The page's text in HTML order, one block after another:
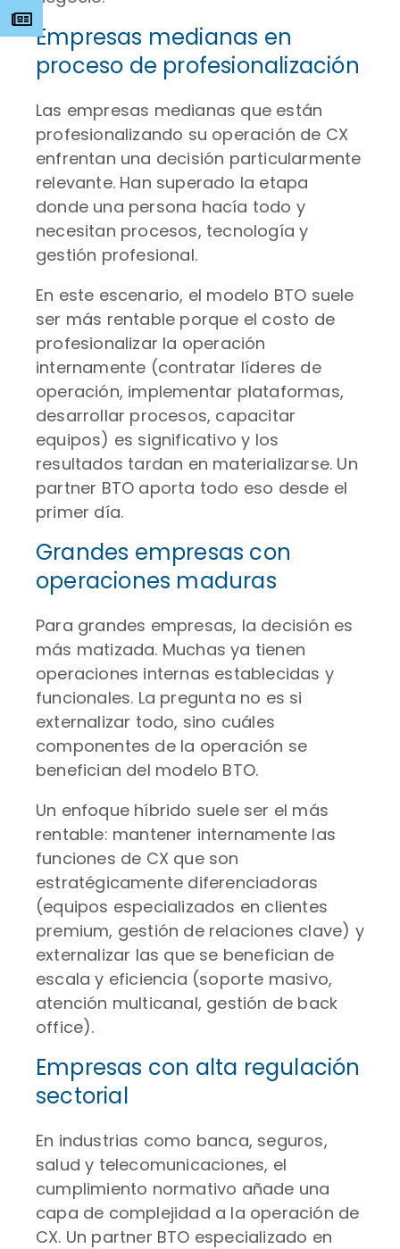
Empresas medianas en
proceso de profesionalización
Las empresas medianas que están
profesionalizando su operación de CX
enfrentan una decisión particularmente
relevante. Han superado la etapa
donde una persona hacía todo y
necesitan procesos, tecnología y
gestión profesional.
En este escenario, el modelo BTO suele
ser más rentable porque el costo de
profesionalizar la operación
internamente (contratar líderes de
operación, implementar plataformas,
desarrollar procesos, capacitar
equipos) es significativo y los
resultados tardan en materializarse. Un
partner BTO aporta todo eso desde el
primer día.
Grandes empresas con
operaciones maduras
Para grandes empresas, la decisión es
más matizada. Muchas ya tienen
operaciones internas establecidas y
funcionales. La pregunta no es si
externalizar todo, sino cuáles
componentes de la operación se
benefician del modelo BTO.
Un enfoque híbrido suele ser el más
rentable: mantener internamente las
funciones de CX que son
estratégicamente diferenciadoras
(equipos especializados en clientes
premium, gestión de relaciones clave) y
externalizar las que se benefician de
escala y eficiencia (soporte masivo,
atención multicanal, gestión de back
office).
Empresas con alta regulación
sectorial
En industrias como banca, seguros,
salud y telecomunicaciones, el
cumplimiento normativo añade una
capa de complejidad a la operación de
CX. Un partner BTO especializado en